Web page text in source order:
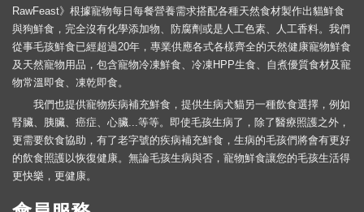
RawFeast》根據寵物每日每餐營養需求搭配各種天然食材製作出貓鮮食
與狗鮮食，完全沒有化學添加物、防腐劑或是人工色素、人工香料。我們
從事毛孩鮮食已經超過20年，專業供應各式各樣齊全的天然健康寵物鮮食
及天然寵物用品，包含寵物冷凍鮮食、冷凍HPP生食、自煮優質食材及寵
物常溫即食、凍乾即食。
我們也提供寵物疾病補充鮮食，提供生病犬貓另一種飲食選擇，例如
腎臟、胰臟、癌症、心臟...等等。即使毛孩生病了，除了醫療照護之外，
更需要飲食協助，有了老字號的疾病補充鮮食，生病的毛孩們將會有更好
的飲食照護以恢復健康。無論毛孩生病與否，寵物鮮食讓您的毛孩生活得
更快樂，更健康。